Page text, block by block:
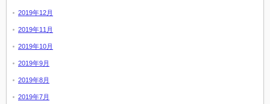
2019年12月
2019年11月
2019年10月
2019年9月
2019年8月
2019年7月